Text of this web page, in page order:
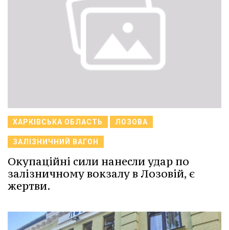
ХАРКІВСЬКА ОБЛАСТЬ ЛОЗОВА
ЗАЛІЗНИЧНИЙ ВАГОН
Окупаційні сили нанесли удар по
залізничному вокзалу в Лозовій, є
жертви.